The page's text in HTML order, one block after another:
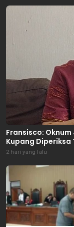
Fransisco:
Kupang Diperiksa
2 hari yang lalu